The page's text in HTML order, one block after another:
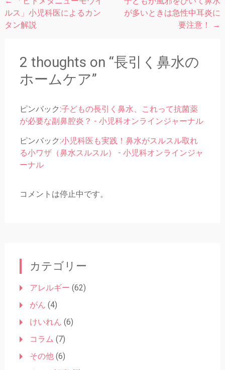
投
稿
ルス」小児科医によるカン
タン解説
が多いときは急性中耳炎に
要注意！
→
2 thoughts on “長引く鼻水の
ホームケア”
ピンバック:子どもの長引く鼻水、これって抗菌薬
が必要な副鼻腔炎？ - 小児科オンラインジャーナル
ピンバック:小児科医も実践！鼻水がスルスル取れ
る小ワザ（鼻水スルスル） - 小児科オンラインジャ
ーナル
コメントは停止中です。
カテゴリー
アレルギー (62)
がん (4)
けいれん (6)
コラム (7)
その他(6)